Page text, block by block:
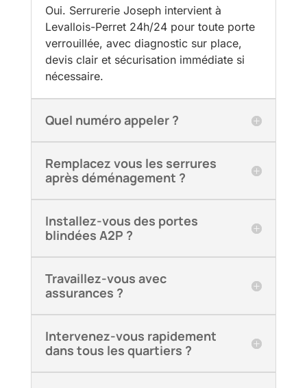
Oui. Serrurerie Joseph intervient à
Levallois-Perret 24h/24 pour toute porte
verrouillée, avec diagnostic sur place,
devis clair et sécurisation immédiate si
nécessaire.
Quel numéro appeler ?
Remplacez vous les serrures
après déménagement ?
Installez-vous des portes
blindées A2P ?
Travaillez-vous avec
assurances ?
Intervenez-vous rapidement
dans tous les quartiers ?